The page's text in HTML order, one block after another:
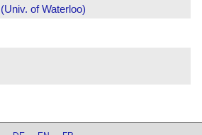
of Waterloo)